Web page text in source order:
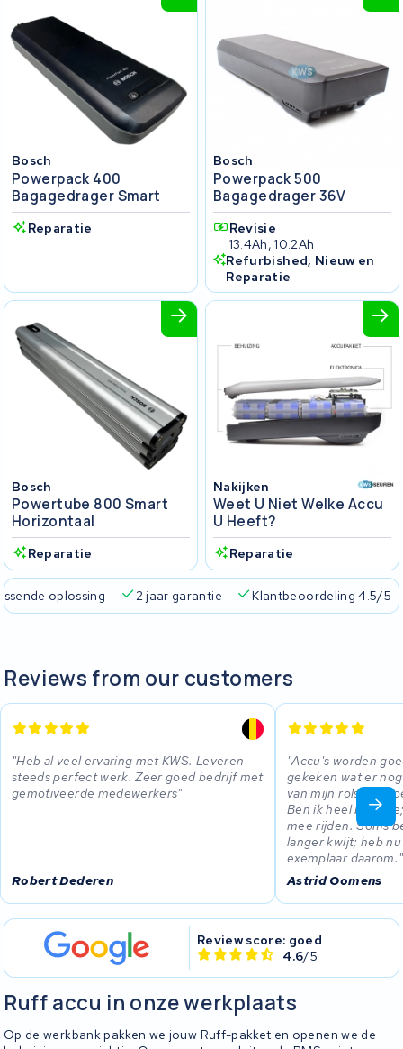
Bosch
Powerpack 400
Bagagedrager Smart
Reparatie
Bosch
Powerpack 500
Bagagedrager 36V
Revisie
13.4Ah, 10.2Ah
Refurbished, Nieuw en
Reparatie
Bosch
Powertube 800 Smart
Horizontaal
Reparatie
Nakijken
Weet U Niet Welke Accu
U Heeft?
Reparatie
oplossing 2 jaar garantie Klantbeoordeling 4.5/5
Reviews from our customers
Heb al veel ervaring met KWS. Leveren
steeds perfect werk. Zeer goed bedrijf met
gemotiveerde medewerkers
Robert Dederen
Accu's worden
gekeken wat er
van mijn rolstoel
Ben ik heel blij
mee rijden. Soms
langer kwijt; heb
exemplaar daarom.
Astrid Oomens
Review score: goed
4.6/5
Ruff accu in onze werkplaats
Op de werkbank pakken we jouw Ruff-pakket en openen we de